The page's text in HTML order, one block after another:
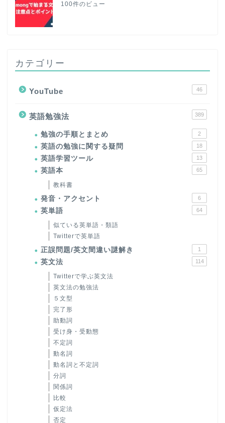
100件のビュー
カテゴリー
YouTube 46
英語勉強法 389
勉強の手順とまとめ 2
英語の勉強に関する疑問 18
英語学習ツール 13
英語本 65
教科書
発音・アクセント 6
英単語 64
似ている英単語・類語
Twitterで英単語
正誤問題/英文間違い謎解き 1
英文法 114
Twitterで学ぶ英文法
英文法の勉強法
５文型
完了形
助動詞
受け身・受動態
不定詞
動名詞
動名詞と不定詞
分詞
関係詞
比較
仮定法
否定